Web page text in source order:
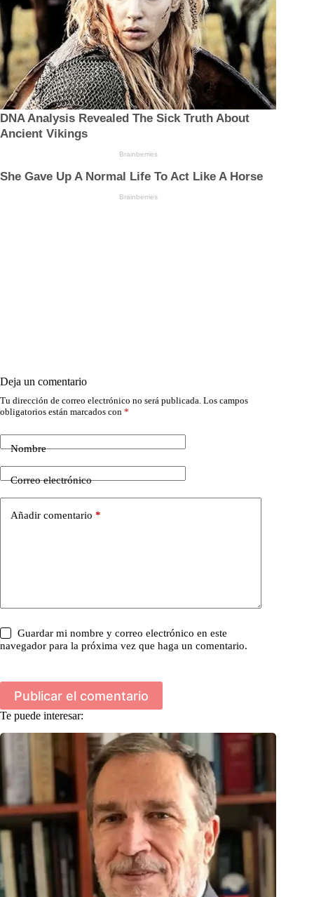
Deja un comentario
Tu dirección de correo electrónico no será publicada. Los campos
obligatorios están marcados con *
Nombre
Correo electrónico
Añadir comentario *
Guardar mi nombre y correo electrónico en este
navegador para la próxima vez que haga un comentario.
Publicar el comentario
Te puede interesar: